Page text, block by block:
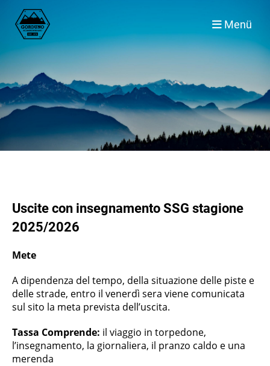
Menü
Uscite con insegnamento SSG stagione
2025/2026
Mete
A dipendenza del tempo, della situazione delle piste e
delle strade, entro il venerdì sera viene comunicata
sul sito la meta prevista dell’uscita.
Tassa Comprende: il viaggio in torpedone,
l’insegnamento, la giornaliera, il pranzo caldo e una
merenda